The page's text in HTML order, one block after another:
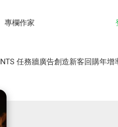
專欄作家
任務牆廣告創造新客回購年增